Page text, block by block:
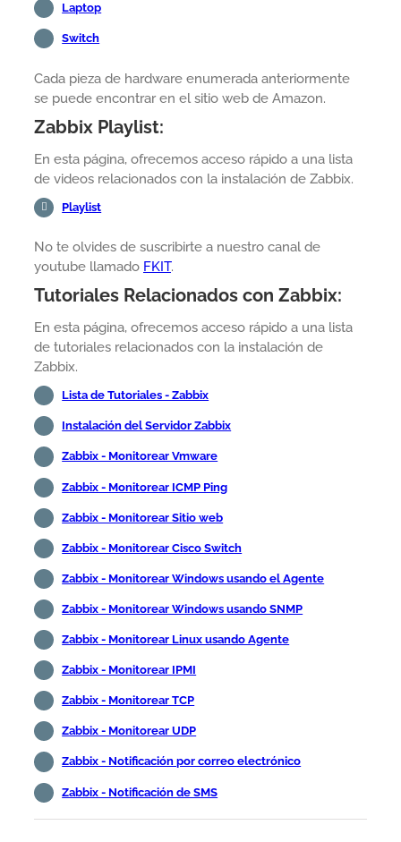
Laptop
Switch
Cada pieza de hardware enumerada anteriormente
se puede encontrar en el sitio web de Amazon.
Zabbix Playlist:
En esta página, ofrecemos acceso rápido a una lista
de videos relacionados con la instalación de Zabbix.
Playlist
No te olvides de suscribirte a nuestro canal de
youtube llamado FKIT.
Tutoriales Relacionados con Zabbix:
En esta página, ofrecemos acceso rápido a una lista
de tutoriales relacionados con la instalación de
Zabbix.
Lista de Tutoriales - Zabbix
Instalación del Servidor Zabbix
Zabbix - Monitorear Vmware
Zabbix - Monitorear ICMP Ping
Zabbix - Monitorear Sitio web
Zabbix - Monitorear Cisco Switch
Zabbix - Monitorear Windows usando el Agente
Zabbix - Monitorear Windows usando SNMP
Zabbix - Monitorear Linux usando Agente
Zabbix - Monitorear IPMI
Zabbix - Monitorear TCP
Zabbix - Monitorear UDP
Zabbix - Notificación por correo electrónico
Zabbix - Notificación de SMS